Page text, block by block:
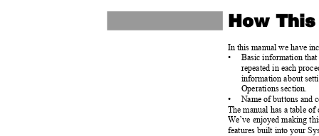
How
In this manual we have
•
Basic information
repeated in each
information about
Operations section.
•
Name of buttons and
The manual has a table
We’ve enjoyed making
features built into your